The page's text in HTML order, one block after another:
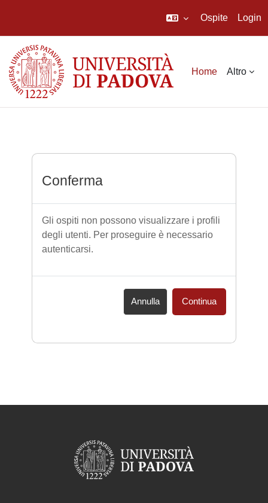
Ospite Login
Home Altro
Conferma
Gli ospiti non possono visualizzare i profili
degli utenti. Per proseguire è necessario
autenticarsi.
Annulla Continua